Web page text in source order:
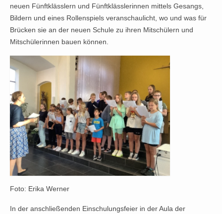
neuen Fünftklässlern und Fünftklässlerinnen mittels Gesangs,
Bildern und eines Rollenspiels veranschaulicht, wo und was für
Brücken sie an der neuen Schule zu ihren Mitschülern und
Mitschülerinnen bauen können.
Foto: Erika Werner
In der anschließenden Einschulungsfeier in der Aula der